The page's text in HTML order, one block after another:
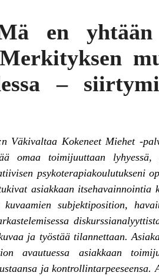
en
–
Väkivaltaa Kokeneet Miehet -
omaa toimijuuttaan lyhyessä,
psykoterapiakoulutukseni
asiakkaan itsehavainnointia
subjektiposition,
ja työstää tilannettaan.
avautuessa asiakkaan
ja